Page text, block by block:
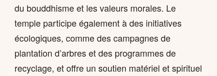
du bouddhisme et les valeurs morales. Le
temple participe également à des initiatives
écologiques, comme des campagnes de
plantation d’arbres et des programmes de
recyclage, et offre un soutien matériel et spirituel